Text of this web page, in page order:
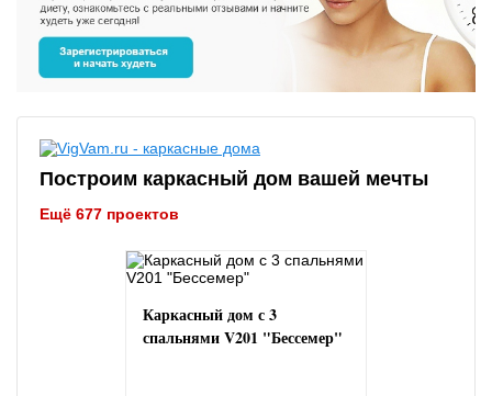
Построим каркасный дом вашей мечты
Ещё 677 проектов
Каркасный дом с 3
спальнями V201 "Бессемер"